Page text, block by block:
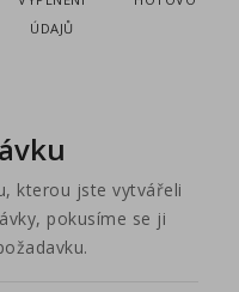
ÚDAJŮ
kterou jste vytvářeli
pokusíme se ji